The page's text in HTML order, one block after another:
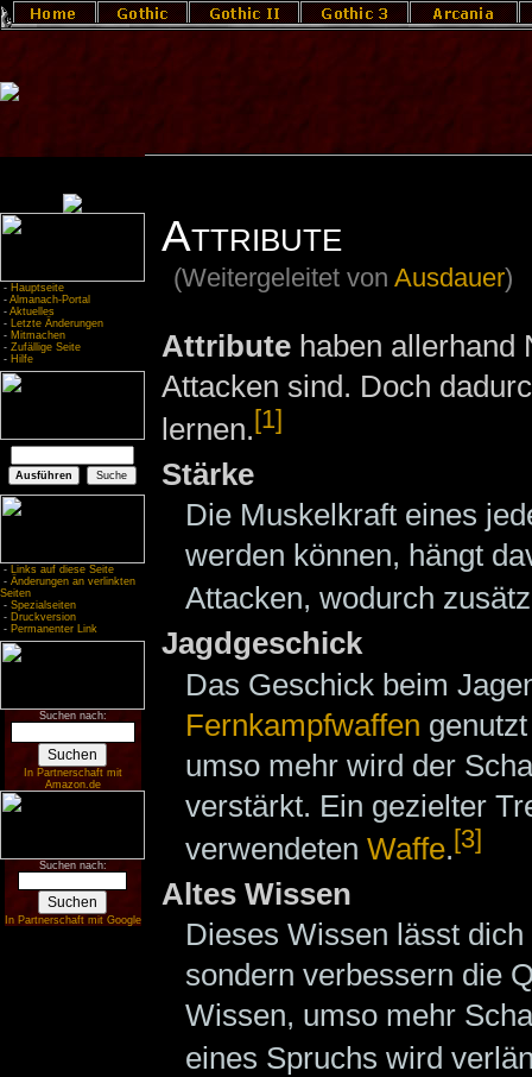
- Hauptseite
- Almanach-Portal
- Aktuelles
- Letzte Änderungen
- Mitmachen
- Zufällige Seite
- Hilfe
- Links auf diese Seite
- Änderungen an verlinkten
Seiten
- Spezialseiten
- Druckversion
- Permanenter Link
Suchen nach:
In Partnerschaft mit
Amazon.de
Suchen nach:
In Partnerschaft mit Google
Attribute
(Weitergeleitet vonAusdauer)
Attributehaben allerhand
Attacken sind. Doch
lernen.[1]
Stärke
Die Muskelkraft eines
werden können, hängt
Attacken, wodurch
Jagdgeschick
Das Geschick beim
Fernkampfwaffen
umso mehr wird der
verstärkt. Ein gezielter
verwendeten Waffe.[3]
Altes Wissen
Dieses Wissen lässt
sondern verbessern die
Wissen, umso mehr
eines Spruchs wird